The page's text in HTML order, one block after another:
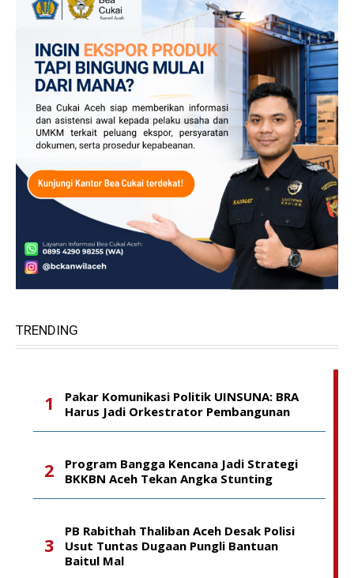
TRENDING
Pakar Komunikasi Politik UINSUNA: BRA
Harus Jadi Orkestrator Pembangunan
Program Bangga Kencana Jadi Strategi
BKKBN Aceh Tekan Angka Stunting
PB Rabithah Thaliban Aceh Desak Polisi
Usut Tuntas Dugaan Pungli Bantuan
Baitul Mal